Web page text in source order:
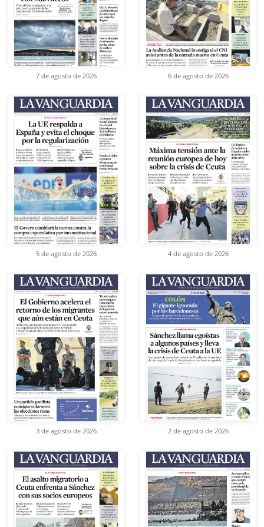
7 de agosto de 2026 6 de agosto de 2026
5 de agosto de 2026 4 de agosto de 2026
3 de agosto de 2026 2 de agosto de 2026